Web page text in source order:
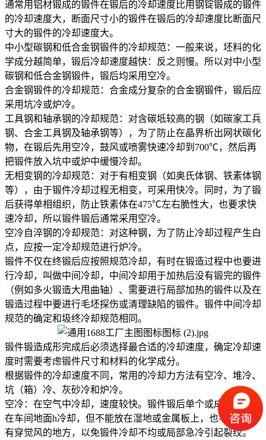
通常用铝材锻成的锻件在锻后的冷却速度比用钢锭锻成的锻件
的冷却速度大，断面尺寸小的锻件在锻后的冷却速度比断面尺
寸大的锻件的冷却速度大。
中小型碳钢和低合金钢锻件的冷却规范：一般来说，坯料的化
学成分越简单，锻后冷却速度越快：反之则慢。所以对中小型
碳钢和低合金钢锻件，锻后均采用空冷。
合金钢锻件的冷却规范：合金成分复杂的合金钢锻件，锻后应
采用坑冷或炉冷。
工具钢和轴承钢的冷却规范：对含碳坻较高的钢（如碳家工兵
钢、合金工具钢及轴承钢等），为了防止在晶界析出网状碳化
物，在锻后先用空冷，鼓风或喷雾快速冷却到 700℃，然后再
把锻件放入坑中或炉中缓慢冷却。
无相变钢的冷却规范：对于有相变钢（如奥氏体钢、铁素体钢
等），由于锻件冷却过程无相变，可采用快冷。同时，为了锻
后获得单相组织，防止铁素体在475℃左右脆性大，也要求快
速冷却，所以锻件锻后通常采用空冷。
空冷自淬钢的冷却规范：对这种钢，为了防止冷却过程产生白
点，应按一定冷却规范进行炉冷。
锻件不仅在终锻后应按照规范冷却，有时在锻造过程中也要进
行冷却，叫做中间冷却，中间冷却用于加热后没有锻完的锻件
（例如多火锻造大甩曲轴）、需要进行局部加热的锻件以及在
锻造过程中要进行毛坯探伤或清理缺陷的锻件。锻件中间冷却
规范的确定和圾终冷却规范相同。
锻件锻造成形完成后必须选择最合适的冷却速度，确定冷却速
度时需要考虑锻件尺寸和材料的化学成分。
根据锻件的冷却速度不同，常用的冷却力方法有空冷、堆冷、
坑（箱）冷、灰砂冷和炉冷。
空冷：在空气中冷却，速度较快。锻件锻后单个或成堆直接放
在车间地面h冷却，但不能放在湿地或金属板上，也不要放在
有穿觉风的地方，以免锻件冷却不均或局部急冷引起裂纹。